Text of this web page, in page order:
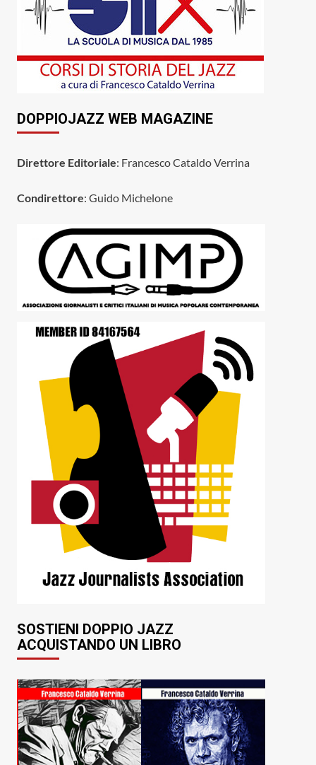
DOPPIOJAZZ WEB MAGAZINE
Direttore Editoriale: Francesco Cataldo Verrina
Condirettore: Guido Michelone
SOSTIENI DOPPIO JAZZ
ACQUISTANDO UN LIBRO